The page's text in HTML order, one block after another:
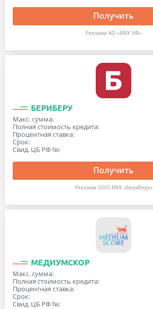
Получить
Реклама АО «МКК УФ»
БЕРИБЕРУ
Макс. сумма:
Полная стоимость кредита:
Процентная ставка:
Срок:
Свид. ЦБ РФ №:
Получить
Реклама ООО МКК «Бериберу»
МЕДИУМСКОР
Макс. сумма:
Полная стоимость кредита:
Процентная ставка:
Срок:
Свид. ЦБ РФ №: